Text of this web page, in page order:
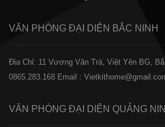
VĂN PHÒNG ĐẠI DIỆN BẮC NINH
Địa Chỉ: 11 Vương Văn Trà, Việt Yên BG,
0865.283.168 Email :
VĂN PHÒNG ĐẠI DIỆN QUẢNG